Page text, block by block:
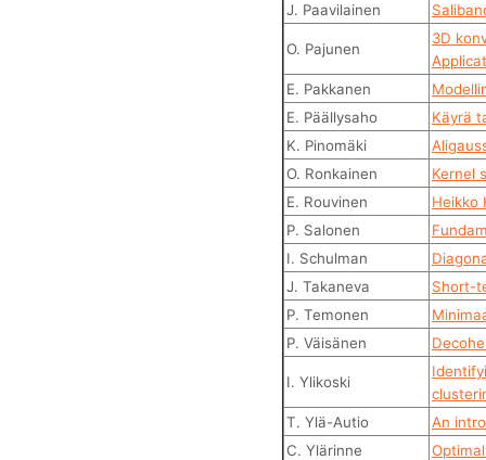
J. Paavilainen
O. Pajunen
3D
E. Pakkanen
E. Päällysaho
Käyrä
K. Pinomäki
O. Ronkainen
Kernel
E. Rouvinen
Heikko
P. Salonen
I. Schulman
J. Takaneva
Short-
P. Temonen
P. Väisänen
I. Ylikoski
T. Ylä-Autio
An
C. Ylärinne